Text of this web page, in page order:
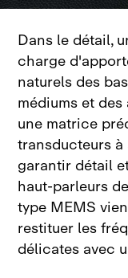
Dans le détail,
charge
naturels des
médiums et
une matrice
transducteurs
garantir détail
haut‑parleurs
type MEMS
restituer les
délicates avec